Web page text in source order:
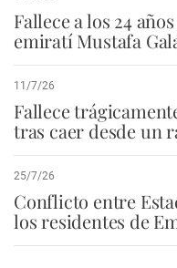
Fallece a los 24
emiratí Mustafa
11/7/26
Fallece
tras caer desde un
25/7/26
Conflicto entre
los residentes de